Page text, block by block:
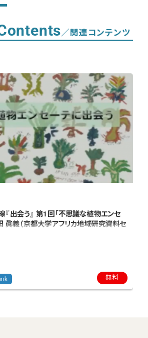
／関連コンテンツ
『出会う』 第1回「不思議な植物エンセ
眞義（京都大学アフリカ地域研究資料セ
無料